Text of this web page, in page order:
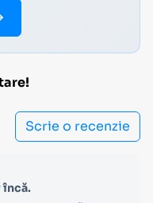
Scrie o recenzie
încă.